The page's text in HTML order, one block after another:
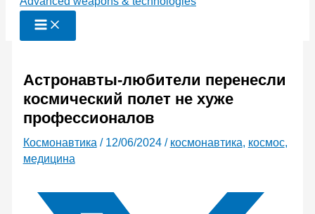
Астронавты-любители перенесли
космический полет не хуже
профессионалов
Космонавтика / 12/06/2024 / космонавтика, космос,
медицина